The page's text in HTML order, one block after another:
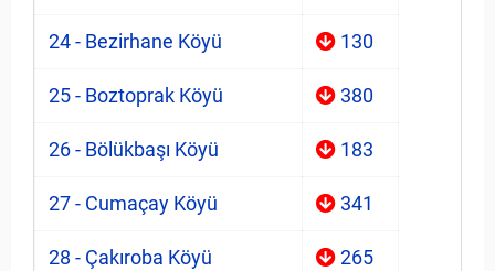
24 - Bezirhane Köyü 130
25 - Boztoprak Köyü 380
26 - Bölükbaşı Köyü 183
27 - Cumaçay Köyü 341
28 - Çakıroba Köyü 265